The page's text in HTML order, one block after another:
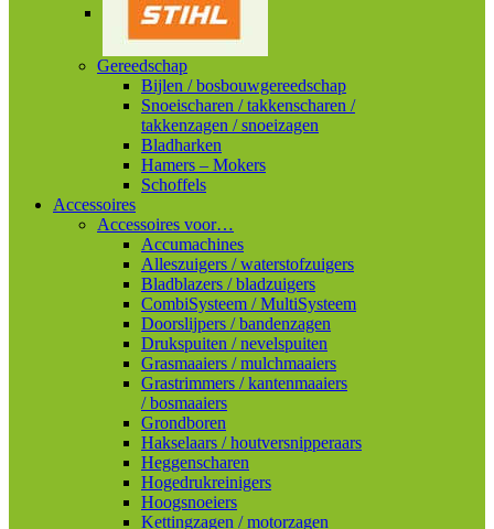
Gereedschap
Bijlen / bosbouwgereedschap
Snoeischaren / takkenscharen /
takkenzagen / snoeizagen
Bladharken
Hamers – Mokers
Schoffels
Accessoires
Accessoires voor…
Accumachines
Alleszuigers / waterstofzuigers
Bladblazers / bladzuigers
CombiSysteem / MultiSysteem
Doorslijpers / bandenzagen
Drukspuiten / nevelspuiten
Grasmaaiers / mulchmaaiers
Grastrimmers / kantenmaaiers
/ bosmaaiers
Grondboren
Hakselaars / houtversnipperaars
Heggenscharen
Hogedrukreinigers
Hoogsnoeiers
Kettingzagen / motorzagen